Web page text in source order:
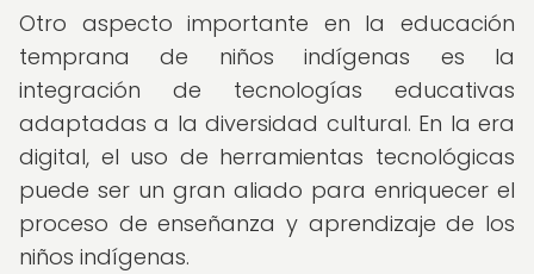
Otro aspecto importante en la educación
temprana de niños indígenas es la
integración de tecnologías educativas
adaptadas a la diversidad cultural. En la era
digital, el uso de herramientas tecnológicas
puede ser un gran aliado para enriquecer el
proceso de enseñanza y aprendizaje de los
niños indígenas.